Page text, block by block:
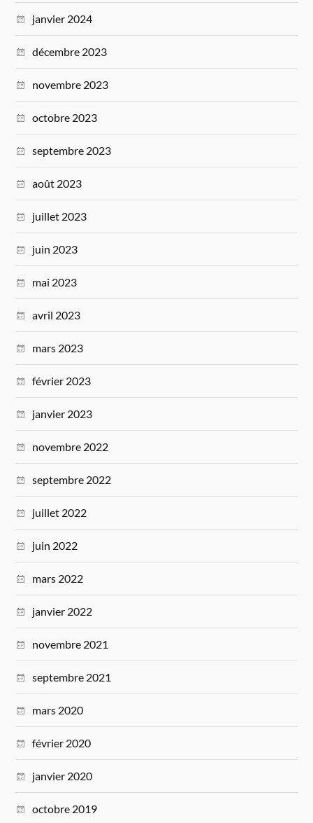
janvier 2024
décembre 2023
novembre 2023
octobre 2023
septembre 2023
août 2023
juillet 2023
juin 2023
mai 2023
avril 2023
mars 2023
février 2023
janvier 2023
novembre 2022
septembre 2022
juillet 2022
juin 2022
mars 2022
janvier 2022
novembre 2021
septembre 2021
mars 2020
février 2020
janvier 2020
octobre 2019